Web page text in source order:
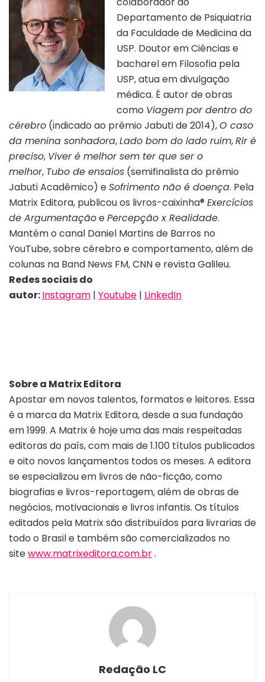
Departamento de Psiquiatria
da Faculdade de Medicina da
USP. Doutor em Ciências e
bacharel em Filosofia pela
USP, atua em divulgação
médica. É autor de obras
como Viagem por dentro do
cérebro (indicado ao prêmio Jabuti de 2014),O caso
da menina sonhadora,Lado bom do lado ruim,Rir é
preciso, Viver é melhor sem ter que ser o
melhor, Tubo de ensaios (semifinalista do prêmio
Jabuti Acadêmico) eSofrimento não é doença. Pela
Matrix Editora, publicou os livros-caixinha® Exercícios
de ArgumentaçãoePercepção x Realidade.
Mantém o canal Daniel Martins de Barros no
YouTube, sobre cérebro e comportamento, além de
colunas na Band News FM, CNN e revista Galileu.
Redes sociais do
autor:Instagram | Youtube | LinkedIn
Sobre a Matrix Editora
Apostar em novos talentos, formatos e leitores. Essa
é a marca da Matrix Editora, desde a sua fundação
em 1999. A Matrix é hoje uma das mais respeitadas
editoras do país, com mais de 1.100 títulos publicados
e oito novos lançamentos todos os meses. A editora
se especializou em livros de não-ficção, como
biografias e livros-reportagem, além de obras de
negócios, motivacionais e livros infantis. Os títulos
editados pela Matrix são distribuídos para livrarias de
todo o Brasil e também são comercializados no
sitewww.matrixeditora.com.br.
Redação LC